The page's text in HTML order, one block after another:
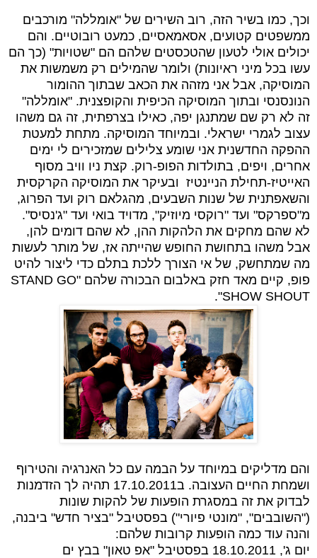
וכך, כמו בשיר הזה, רוב השירים של "אומללה" מורכבים
ממשפטים קטועים, אסאמאסיים, כמעט רובוטיים. והם
יכולים אולי לטעון שהטכסטים שלהם הם "שטויות" (כך הם
עשו בכל מיני ראיונות) ולומר שהמילים רק משמשות את
המוסיקה, אבל אני מזהה את הכאב שבתוך ההומור
הנונסנסי ובתוך המוסיקה הכיפית והקופצנית. "אומללה"
זה לא רק שם שמתנגן יפה, כאילו בצרפתית, זה גם משהו
עצוב לגמרי ישראלי. ובמיוחד המוסיקה. מתחת למעטת
ההפקה החדשנית אני שומע צלילים שמזכירים לי ימים
אחרים, ויפים, בתולדות הפופ-רוק. קצת ניו וויב מסוף
האייטיז-תחילת הניינטיז ובעיקר את המוסיקה הקרקסית
והשאפתנית של שנות השבעים, מהגלאם רוק ועד הפרוג,
מ"ספרקס" ועד "רוקסי מיוזיק", מדויד בואי ועד "ג'נסיס".
לא שהם מחקים את הלהקות ההן, לא שהם דומים להן,
אבל משהו בתחושת החופש שהייתה אז, של מותר לעשות
מה שמתחשק, של אי הצורך ללכת בתלם כדי ליצור להיט
פופ, קיים מאד חזק באלבום הבכורה שלהם "STAND GO
SHOW SHOUT
".
והם מדליקים במיוחד על הבמה עם כל האנרגיה והטירוף
ושמחת החיים העצובה. ב17.10.2011 תהיה לך הזדמנות
לבדוק את זה במסגרת הופעות של להקות שונות
("השובבים", "מונטי פיורי") בפסטיבל "בציר חדש" ביבנה,
והנה עוד כמה הופעות קרובות שלהם:
יום ג', 18.10.2011 בפסטיבל "אפ טאון" בבץ ים